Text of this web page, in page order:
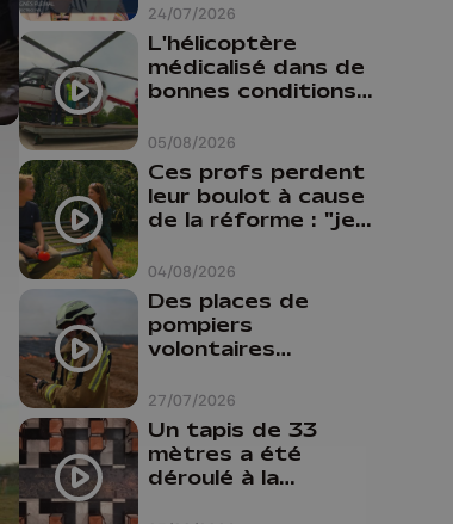
24/07/2026
05/08/2026
L'hélicoptère
médicalisé dans de
bonnes conditions à
04/08/2026
Ces profs perdent
leur boulot à cause
de la réforme : "je
comme prof que
comme
pharmacienne"
27/07/2026
Des places de
pompiers
volontaires
province de Liège :
"Un citoyen qui
n'est formé ne
peut pas nous
aider"
Un tapis de 33
mètres a été
déroulé à la